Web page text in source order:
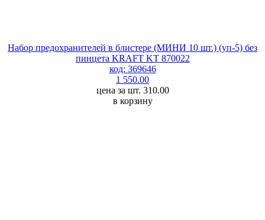
Набор предохранителей в блистере (МИНИ 10 шт.) (уп-5) без
пинцета KRAFT KT 870022
код: 369646
1 550.00
цена за шт. 310.00
в корзину